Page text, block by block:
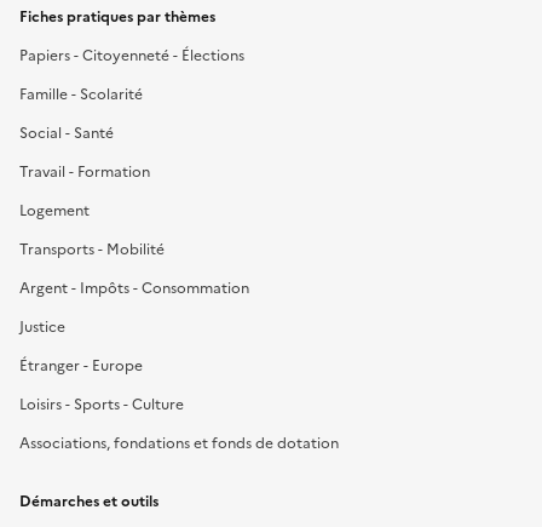
Fiches pratiques par thèmes
Papiers - Citoyenneté - Élections
Famille - Scolarité
Social - Santé
Travail - Formation
Logement
Transports - Mobilité
Argent - Impôts - Consommation
Justice
Étranger - Europe
Loisirs - Sports - Culture
Associations, fondations et fonds de dotation
Démarches et outils